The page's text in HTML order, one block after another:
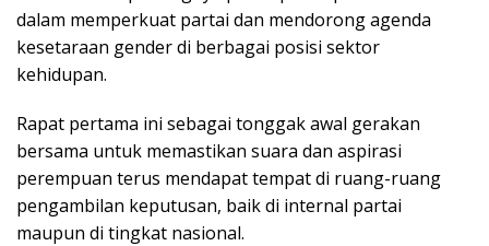
dalam memperkuat partai dan mendorong agenda
kesetaraan gender di berbagai posisi sektor
kehidupan.
Rapat pertama ini sebagai tonggak awal gerakan
bersama untuk memastikan suara dan aspirasi
perempuan terus mendapat tempat di ruang-ruang
pengambilan keputusan, baik di internal partai
maupun di tingkat nasional.